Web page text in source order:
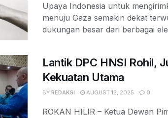
Upaya Indonesia untuk
menuju Gaza semakin dekat
dukungan besar dari berbagai
Lantik DPC HNSI Rohil,
Kekuatan Utama
BY REDAKSI AUGUST 13, 2025 0
ROKAN HILIR – Ketua Dewan